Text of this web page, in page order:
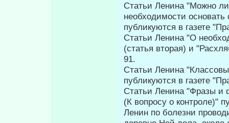
Статьи Ленина "Можно
необходимости
публикуются в газете
Статьи Ленина "О
(статья вторая) и
91.
Статьи Ленина
публикуются в газете
Статьи Ленина "Фразы и
(К вопросу о контроле)"
Ленин по болезни